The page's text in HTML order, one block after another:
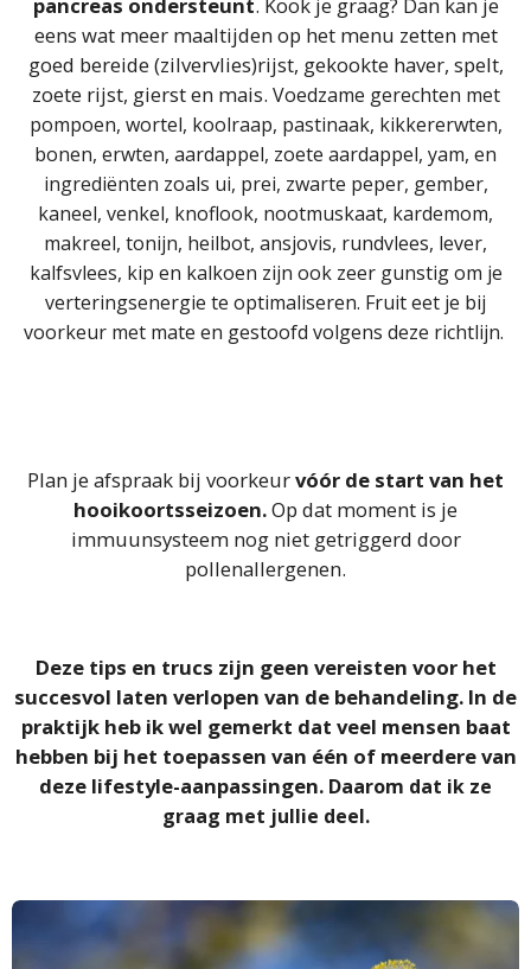
pancreas ondersteunt. Kook je graag? Dan kan je
eens wat meer maaltijden op het menu zetten met
goed bereide (zilvervlies)rijst, gekookte haver, spelt,
zoete rijst, gierst en mais. Voedzame gerechten met
pompoen, wortel, koolraap, pastinaak, kikkererwten,
bonen, erwten, aardappel, zoete aardappel, yam, en
ingrediënten zoals ui, prei, zwarte peper, gember,
kaneel, venkel, knoflook, nootmuskaat, kardemom,
makreel, tonijn, heilbot, ansjovis, rundvlees, lever,
kalfsvlees, kip en kalkoen zijn ook zeer gunstig om je
verteringsenergie te optimaliseren. Fruit eet je bij
voorkeur met mate en gestoofd volgens deze richtlijn.
Plan je afspraak bij voorkeurvóór de start van het
hooikoortsseizoen.Op dat moment is je
immuunsysteem nog niet getriggerd door
pollenallergenen.
Deze tips en trucs zijn geen vereisten voor het
succesvol laten verlopen van de behandeling. In de
praktijk heb ik wel gemerkt dat veel mensen baat
hebben bij het toepassen van één of meerdere van
deze lifestyle-aanpassingen. Daarom dat ik ze
graag met jullie deel.